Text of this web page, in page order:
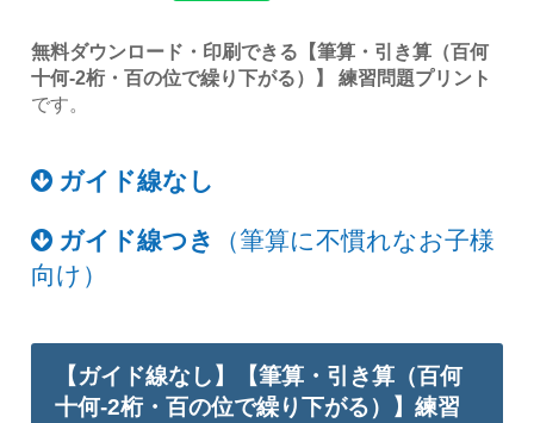
無料ダウンロード・印刷できる【筆算・引き算（百何
十何-2桁・百の位で繰り下がる）】 練習問題プリント
です。
ガイド線なし
ガイド線つき
（筆算に不慣れなお子様
向け）
【ガイド線なし】【筆算・引き算（百何
十何-2桁・百の位で繰り下がる）】練習